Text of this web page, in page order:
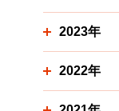
2023年
2022年